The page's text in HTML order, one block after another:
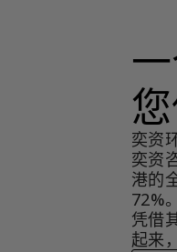
奕资
奕资
港的
72%。
凭借
起来